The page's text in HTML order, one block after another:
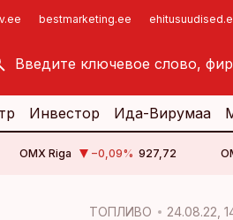
bestmarketing.ee
imelineajalugu.ee
Инвестор Ида-Вирумаа
OMX Riga −0,09% 927,72
ТОПЛИВО 24.08.22,